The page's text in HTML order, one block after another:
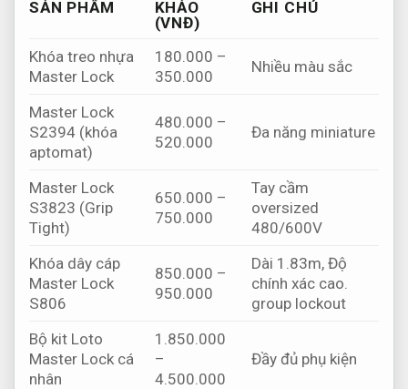
SẢN PHẨM
KHẢO
(VNĐ)
GHI CHÚ
Khóa treo nhựa
Master Lock
180.000 –
350.000
Nhiều màu sắc
Master Lock
S2394 (khóa
aptomat)
480.000 –
520.000
Đa năng miniature
Master Lock
S3823 (Grip
Tight)
650.000 –
750.000
Tay cầm
oversized
480/600V
Khóa dây cáp
Master Lock
S806
850.000 –
950.000
Dài 1.83m, Độ
chính xác cao.
group lockout
Bộ kit Loto
Master Lock cá
nhân
1.850.000
–
4.500.000
Đầy đủ phụ kiện